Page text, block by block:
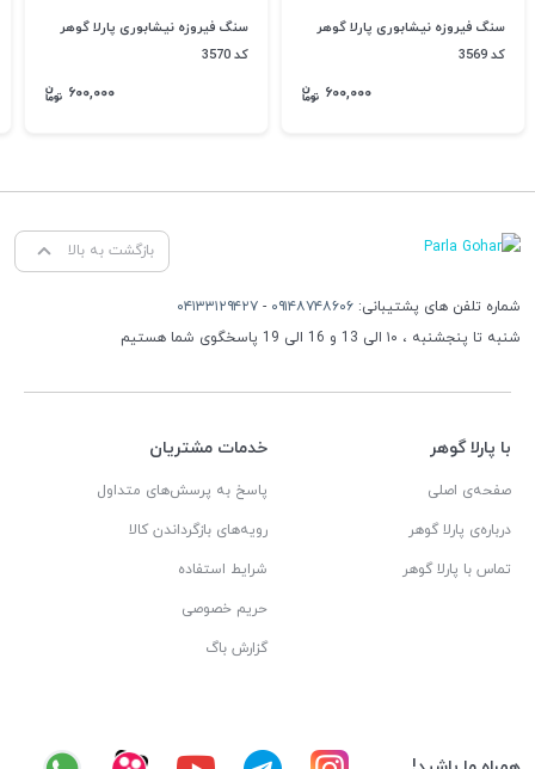
سنگ فیروزه نیشابوری پارلا گوهر
کد 3569
۶۰۰,۰۰۰
سنگ فیروزه نیشابوری پارلا گوهر
کد 3570
۶۰۰,۰۰۰
بازگشت به بالا
شماره تلفن های پشتیبانی: ۰۹۱۴۸۷۴۸۶۰۶ - ۰۴۱۳۳۱۲۹۴۲۷
شنبه تا پنجشنبه ، ۱۰ الی 13 و 16 الی 19 پاسخگوی شما هستیم
با پارلا گوهر
صفحه‌ی اصلی
درباره‌ی پارلا گوهر
تماس با پارلا گوهر
خدمات مشتریان
پاسخ به پرسش‌های متداول
رویه‌های بازگرداندن کالا
شرایط استفاده
حریم خصوصی
گزارش باگ